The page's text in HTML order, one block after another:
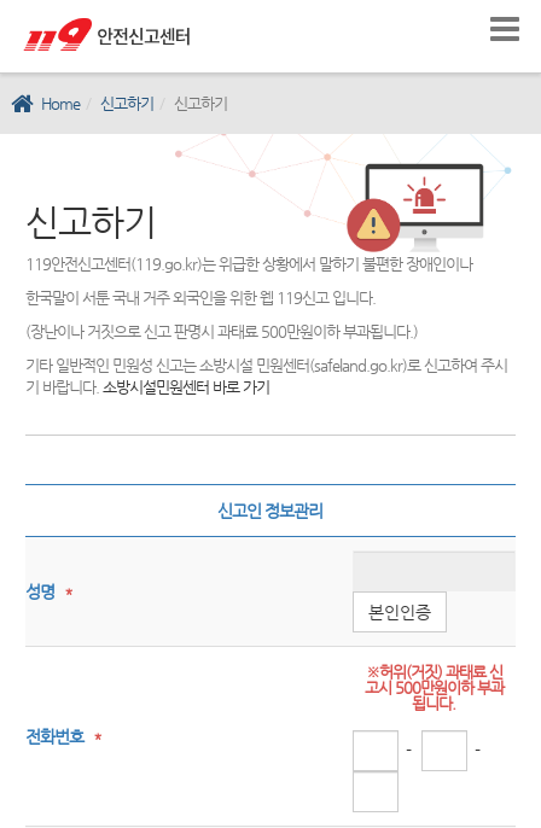
Home 신고하기 신고하기
신고하기
119안전신고센터(119.go.kr)는 위급한 상황에서 말하기 불편한 장애인이나
한국말이 서툰 국내 거주 외국인을 위한 웹 119신고 입니다.
(장난이나 거짓으로 신고 판명시 과태료 500만원이하 부과됩니다.)
기타 일반적인 민원성 신고는 소방시설 민원센터(safeland.go.kr)로 신고하여 주시
기 바랍니다. 소방시설민원센터 바로 가기
신고인 정보관리
성명 *
본인인증
전화번호 *
※허위(거짓) 과태료 신
고시 500만원이하 부과
됩니다.
- -